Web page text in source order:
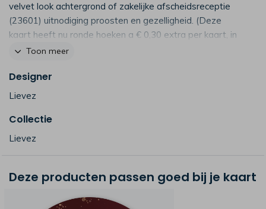
velvet look achtergrond of zakelijke afscheidsreceptie
(23601) uitnodiging proosten en gezelligheid. (Deze
kaart heeft nu ronde hoeken a € 0,30 extra per kaart, in
je kunt dit ook met rechte hoeken bestellen)
Toon meer
Designer
Lievez
Collectie
Lievez
Deze producten passen goed bij je kaart